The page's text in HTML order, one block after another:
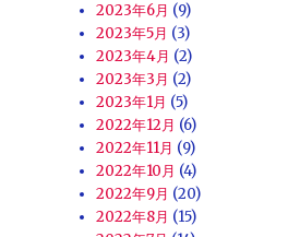
2023年6月 (9)
2023年5月 (3)
2023年4月 (2)
2023年3月 (2)
2023年1月 (5)
2022年12月 (6)
2022年11月 (9)
2022年10月 (4)
2022年9月 (20)
2022年8月 (15)